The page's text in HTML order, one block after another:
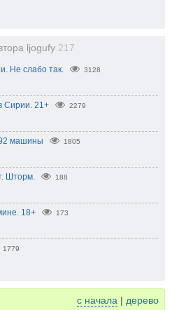
ljogufy 217
Не слабо так. 3128
Сирии. 21+ 2279
машины 1805
Шторм. 188
18+ 173
1779
с начала | дерево